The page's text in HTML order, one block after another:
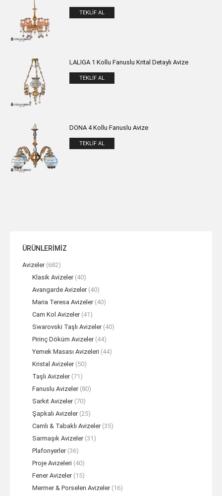
TEKLIF AL
LALIGA 1 Kollu Fanuslu Krital Detaylı Avize
TEKLIF AL
DONA 4 Kollu Fanuslu Avize
TEKLIF AL
ÜRÜNLERİMİZ
Avizeler (682)
Klasik Avizeler (40)
Avangarde Avizeler (40)
Maria Teresa Avizeler (40)
Cam Kol Avizeler (41)
Swarovski Taşlı Avizeler (40)
Pirinç Döküm Avizeler (44)
Yemek Masası Avizeleri (44)
Kristal Avizeler (50)
Taşlı Avizeler (71)
Fanuslu Avizeler (80)
Sarkıt Avizeler (70)
Şapkalı Avizeler (25)
Camlı & Tabaklı Avizeler (35)
Sarmaşık Avizeler (31)
Plafonyerler (36)
Proje Avizeleri (40)
Fener Avizeler (15)
Mermer & Porselen Avizeler (16)